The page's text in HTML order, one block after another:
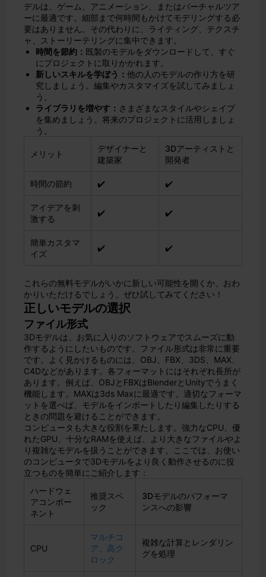
デルは、ゲーム、アニメーション、またはバーチャルツア
ーに最適です。細部まで何時間もかけてモデリングする必
要はありません。その代わりに、ライティング、テクスチ
ャ、ストーリーテリングに集中できます。
時間を節約： 既製のモデルをダウンロードして、すぐ
にプロジェクトに取りかかれます。
新しいスキルを学ぼう： 他の人のモデルの作り方を研
究しましょう。編集やカスタマイズを試してみましょ
う。
ライブラリを増やす： さまざまなスタイルやシェイプ
を集めましょう。将来のプロジェクトに活用しましょ
う。
メリット
デザイナーと
建築家
3Dアーティストと
開発者
時間の節約 ✔️ ✔️
アイデアを刺
激する
✔️ ✔️
簡単カスタマ
イズ
✔️ ✔️
これらの無料モデルがいかに新しい可能性を開くか、おわ
かりいただけるでしょう。ぜひ試してみてください！
正しいモデルの選択
ファイル形式
3Dモデルは、お気に入りのソフトウェアでスムーズに動
作するようにしたいものです。ファイル形式は非常に重要
です。よく見かけるものには、OBJ、FBX、3DS、MAX、
C4Dなどがあります。各フォーマットにはそれぞれ長所が
あります。例えば、OBJとFBXはBlenderとUnityでうまく
機能します。MAXは3ds Maxに最適です。適切なフォーマ
ットを選べば、モデルをインポートしたり編集したりする
ときの問題を避けることができます。
コンピュータも大きな役割を果たします。強力なCPU、優
れたGPU、十分なRAMを使えば、より大きなファイルやよ
り複雑なモデルを扱うことができます。ここでは、お使い
のコンピュータで3Dモデルをより良く動作させるのに役
立つものを簡単にご紹介します：
ハードウェ
アコンポー
ネント
推奨スペ
ック
3Dモデルのパフォーマ
ンスへの影響
CPU
マルチコ
ア、高ク
ロック
複雑な計算とレンダリン
グを処理